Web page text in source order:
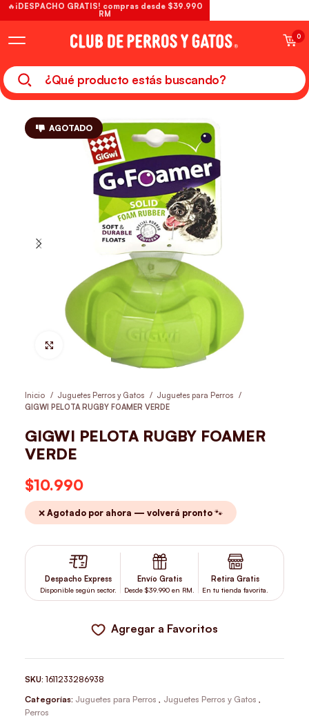
0
AGOTADO
Hacer Zoom
Inicio Juguetes Perros y Gatos
Juguetes para Perros
GIGWI PELOTA RUGBY FOAMER VERDE
GIGWI PELOTA RUGBY FOAMER
VERDE
$10.990
❌ Agotado por ahora — volverá pronto 🐾
Despacho Express
Disponible según sector.
Envío Gratis
Desde $39.990 en RM.
Retira Gratis
En tu tienda favorita.
Agregar a Favoritos
SKU:1611233286938
Categorías: Juguetes para Perros Juguetes Perros y Gatos
Perros
🔥¡DESPACHO GRATIS! compras desde $39.990
RM